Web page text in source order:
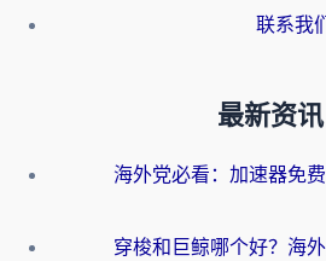
联系我们
最新资讯